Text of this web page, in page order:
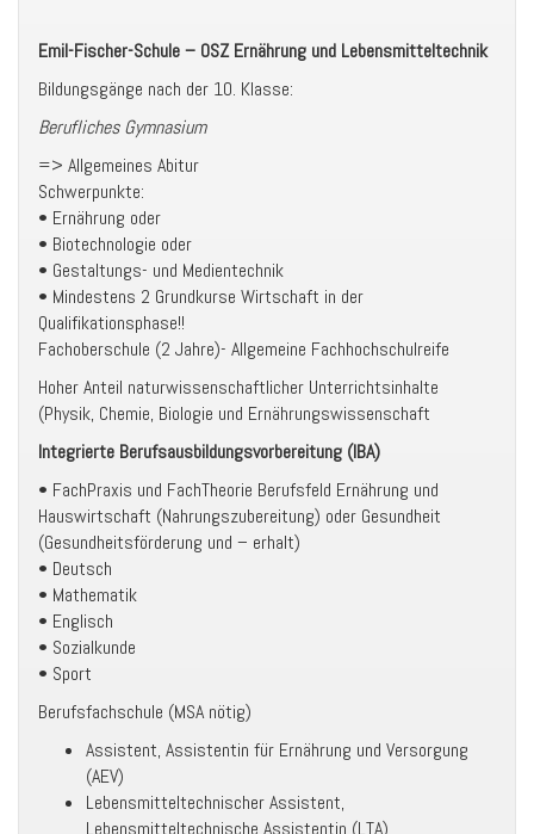
Emil-Fischer-Schule – OSZ Ernährung und Lebensmitteltechnik
Bildungsgänge nach der 10. Klasse:
Berufliches Gymnasium
=> Allgemeines Abitur
Schwerpunkte:
• Ernährung oder
• Biotechnologie oder
• Gestaltungs- und Medientechnik
• Mindestens 2 Grundkurse Wirtschaft in der
Qualifikationsphase!!
Fachoberschule (2 Jahre)- Allgemeine Fachhochschulreife
Hoher Anteil naturwissenschaftlicher Unterrichtsinhalte
(Physik, Chemie, Biologie und Ernährungswissenschaft
Integrierte Berufsausbildungsvorbereitung (IBA)
• FachPraxis und FachTheorie Berufsfeld Ernährung und
Hauswirtschaft (Nahrungszubereitung) oder Gesundheit
(Gesundheitsförderung und – erhalt)
• Deutsch
• Mathematik
• Englisch
• Sozialkunde
• Sport
Berufsfachschule (MSA nötig)
Assistent, Assistentin für Ernährung und Versorgung
(AEV)
Lebensmitteltechnischer Assistent,
Lebensmitteltechnische Assistentin (LTA)